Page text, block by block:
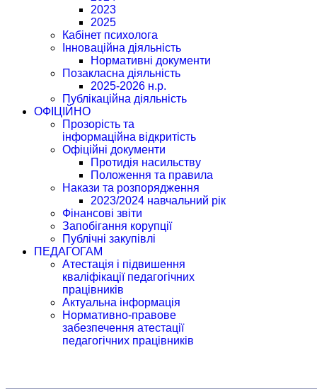
2023
2025
Кабінет психолога
Інноваційна діяльність
Нормативні документи
Позакласна діяльність
2025-2026 н.р.
Публікаційна діяльність
ОФІЦІЙНО
Прозорість та
інформаційна відкритість
Офіційні документи
Протидія насильству
Положення та правила
Накази та розпорядження
2023/2024 навчальний рік
Фінансові звіти
Запобігання корупції
Публічні закупівлі
ПЕДАГОГАМ
Атестація і підвишення
кваліфікації педагогічних
працівників
Актуальна інформація
Нормативно-правове
забезпечення атестації
педагогічних працівників